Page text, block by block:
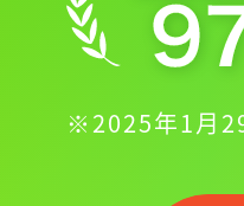
※2025年1月